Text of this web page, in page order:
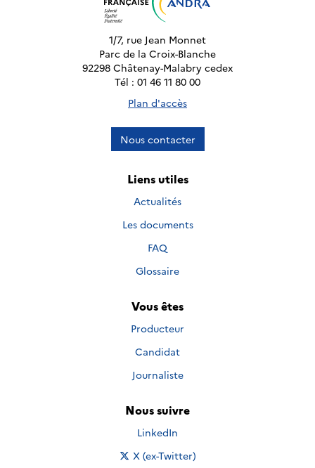
1/7, rue Jean Monnet
Parc de la Croix-Blanche
92298 Châtenay-Malabry cedex
Tél : 01 46 11 80 00
Plan d'accès
Nous contacter
Liens utiles
Actualités
Les documents
FAQ
Glossaire
Vous êtes
Producteur
Candidat
Journaliste
Nous suivre
Nous suivre sur
LinkedIn
Nous suivre sur
X (ex-Twitter)